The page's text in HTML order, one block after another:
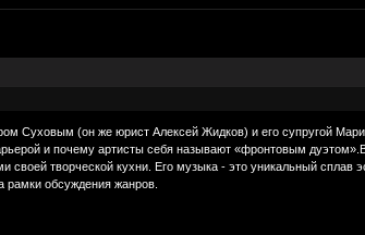
Суховым (он же юрист Алексей Жидков) и его супругой
и почему артисты себя называют «фронтовым
своей творческой кухни. Его музыка - это уникальный сплав
рамки обсуждения жанров.